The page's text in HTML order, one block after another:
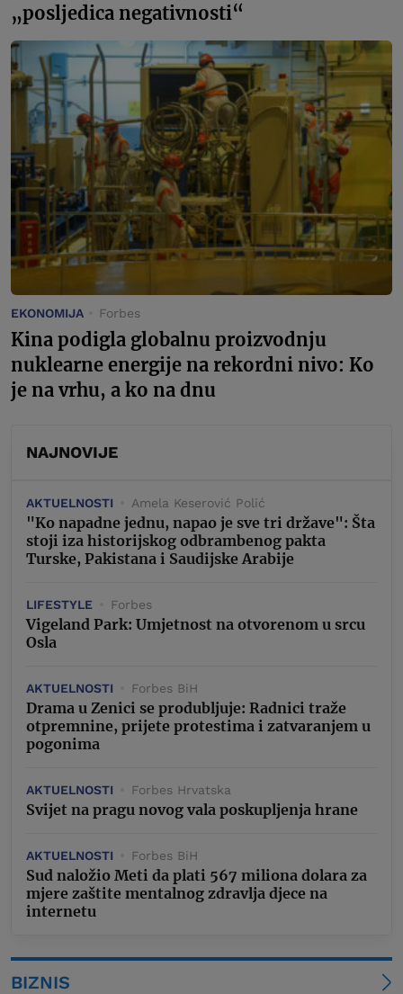
„posljedica negativnosti“
EKONOMIJA Forbes
Kina podigla globalnu proizvodnju
nuklearne energije na rekordni nivo: Ko
je na vrhu, a ko na dnu
NAJNOVIJE
AKTUELNOSTI Amela Keserović Polić
"Ko napadne jednu, napao je sve tri države": Šta
stoji iza historijskog odbrambenog pakta
Turske, Pakistana i Saudijske Arabije
LIFESTYLE Forbes
Vigeland Park: Umjetnost na otvorenom u srcu
Osla
AKTUELNOSTI Forbes BiH
Drama u Zenici se produbljuje: Radnici traže
otpremnine, prijete protestima i zatvaranjem u
pogonima
AKTUELNOSTI Forbes Hrvatska
Svijet na pragu novog vala poskupljenja hrane
AKTUELNOSTI Forbes BiH
Sud naložio Meti da plati 567 miliona dolara za
mjere zaštite mentalnog zdravlja djece na
internetu
BIZNIS